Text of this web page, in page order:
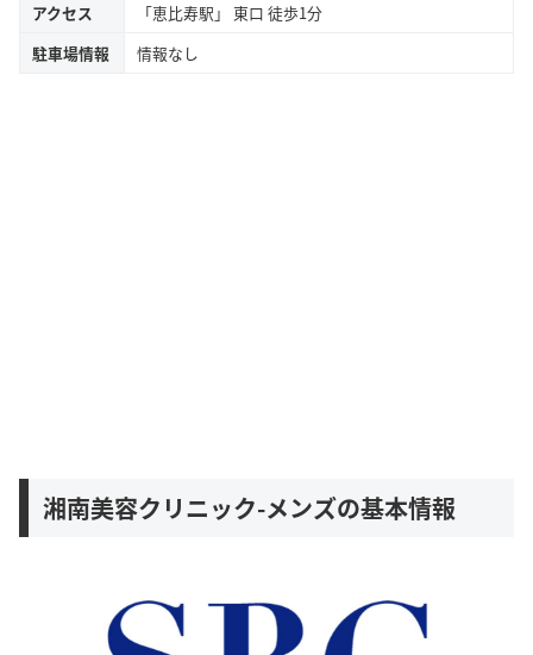
アクセス
「恵比寿駅」 東口 徒歩1分
駐車場情報
情報なし
湘南美容クリニック-メンズの基本情報